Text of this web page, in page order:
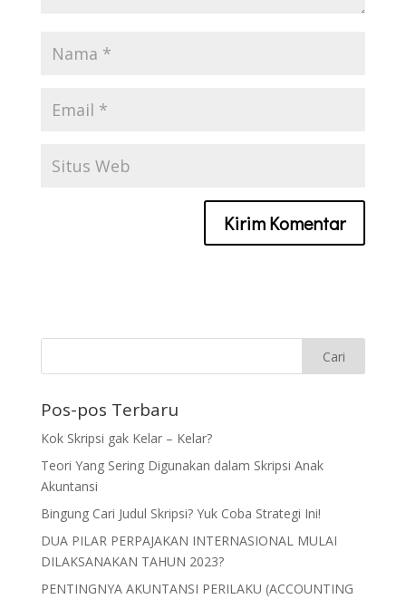
Pos-pos Terbaru
Kok Skripsi gak Kelar – Kelar?
Teori Yang Sering Digunakan dalam Skripsi Anak
Akuntansi
Bingung Cari Judul Skripsi? Yuk Coba Strategi Ini!
DUA PILAR PERPAJAKAN INTERNASIONAL MULAI
DILAKSANAKAN TAHUN 2023?
PENTINGNYA AKUNTANSI PERILAKU (ACCOUNTING